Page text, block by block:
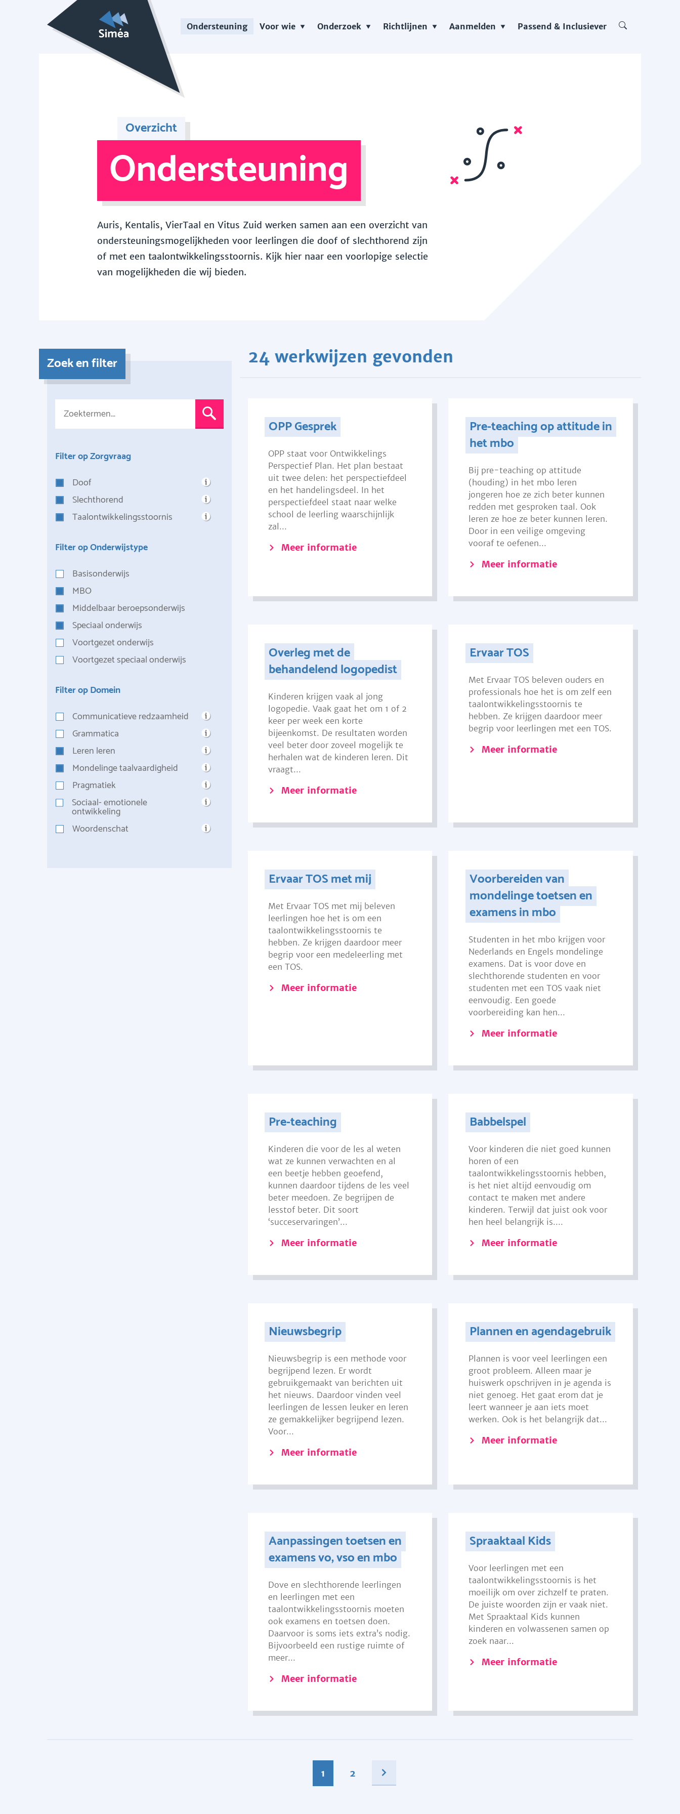
Ondersteuning Voor wie Onderzoek Richtlijnen Aanmelden Passend & Inclusiever
Overzicht
Ondersteuning
Auris, Kentalis, VierTaal en Vitus Zuid werken samen aan een overzicht van
ondersteuningsmogelijkheden voor leerlingen die doof of slechthorend zijn
of met een taalontwikkelingsstoornis. Kijk hier naar een voorlopige selectie
van mogelijkheden die wij bieden.
Zoek en filter
Filter op Zorgvraag
Doof
Slechthorend
Taalontwikkelingsstoornis
Filter op Onderwijstype
Basisonderwijs
MBO
Middelbaar beroepsonderwijs
Speciaal onderwijs
Voortgezet onderwijs
Voortgezet speciaal onderwijs
Filter op Domein
Communicatieve redzaamheid
Grammatica
Leren leren
Mondelinge taalvaardigheid
Pragmatiek
Sociaal- emotionele
ontwikkeling
Woordenschat
24 werkwijzen gevonden
OPP Gesprek
OPP staat voor Ontwikkelings
Perspectief Plan. Het plan bestaat
uit twee delen: het perspectiefdeel
en het handelingsdeel. In het
perspectiefdeel staat naar welke
school de leerling waarschijnlijk
zal...
Meer informatie
Pre-teaching op attitude in
het mbo
Bij pre-teaching op attitude
(houding) in het mbo leren
jongeren hoe ze zich beter kunnen
redden met gesproken taal. Ook
leren ze hoe ze beter kunnen leren.
Door in een veilige omgeving
vooraf te oefenen...
Meer informatie
Overleg met de
behandelend logopedist
Kinderen krijgen vaak al jong
logopedie. Vaak gaat het om 1 of 2
keer per week een korte
bijeenkomst. De resultaten worden
veel beter door zoveel mogelijk te
herhalen wat de kinderen leren. Dit
vraagt...
Meer informatie
Ervaar TOS
Met Ervaar TOS beleven ouders en
professionals hoe het is om zelf een
taalontwikkelingsstoornis te
hebben. Ze krijgen daardoor meer
begrip voor leerlingen met een TOS.
Meer informatie
Ervaar TOS met mij
Met Ervaar TOS met mij beleven
leerlingen hoe het is om een
taalontwikkelingsstoornis te
hebben. Ze krijgen daardoor meer
begrip voor een medeleerling met
een TOS.
Meer informatie
Voorbereiden van
mondelinge toetsen en
examens in mbo
Studenten in het mbo krijgen voor
Nederlands en Engels mondelinge
examens. Dat is voor dove en
slechthorende studenten en voor
studenten met een TOS vaak niet
eenvoudig. Een goede
voorbereiding kan hen...
Meer informatie
Pre-teaching
Kinderen die voor de les al weten
wat ze kunnen verwachten en al
een beetje hebben geoefend,
kunnen daardoor tijdens de les veel
beter meedoen. Ze begrijpen de
lesstof beter. Dit soort
‘succeservaringen’...
Meer informatie
Babbelspel
Voor kinderen die niet goed kunnen
horen of een
taalontwikkelingsstoornis hebben,
is het niet altijd eenvoudig om
contact te maken met andere
kinderen. Terwijl dat juist ook voor
hen heel belangrijk is....
Meer informatie
Nieuwsbegrip
Nieuwsbegrip is een methode voor
begrijpend lezen. Er wordt
gebruikgemaakt van berichten uit
het nieuws. Daardoor vinden veel
leerlingen de lessen leuker en leren
ze gemakkelijker begrijpend lezen.
Voor...
Meer informatie
Plannen en agendagebruik
Plannen is voor veel leerlingen een
groot probleem. Alleen maar je
huiswerk opschrijven in je agenda is
niet genoeg. Het gaat erom dat je
leert wanneer je aan iets moet
werken. Ook is het belangrijk dat...
Meer informatie
Aanpassingen toetsen en
examens vo, vso en mbo
Dove en slechthorende leerlingen
en leerlingen met een
taalontwikkelingsstoornis moeten
ook examens en toetsen doen.
Daarvoor is soms iets extra’s nodig.
Bijvoorbeeld een rustige ruimte of
meer...
Meer informatie
Spraaktaal Kids
Voor leerlingen met een
taalontwikkelingsstoornis is het
moeilijk om over zichzelf te praten.
De juiste woorden zijn er vaak niet.
Met Spraaktaal Kids kunnen
kinderen en volwassenen samen op
zoek naar...
Meer informatie
1 2